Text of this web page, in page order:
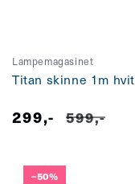
Lampemagasinet
Titan skinne 1m hvit
Salgspris
299,-
Vanlig
599,-
–50%